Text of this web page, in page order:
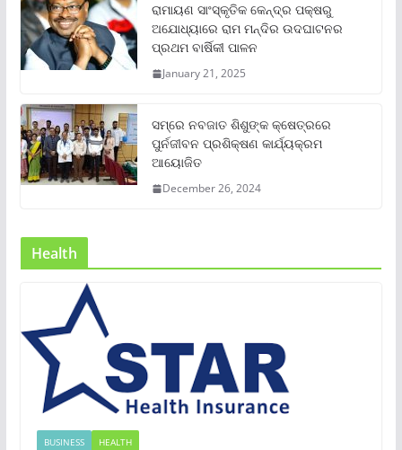
ରାମାୟଣ ସାଂସ୍କୃତିକ କେନ୍ଦ୍ର ପକ୍ଷରୁ
ଅଯୋଧ୍ୟାରେ ରାମ ମନ୍ଦିର ଉଦଘାଟନର
ପ୍ରଥମ ବାର୍ଷିକୀ ପାଳନ
January 21, 2025
ସମ୍‌ରେ ନବଜାତ ଶିଶୁଙ୍କ କ୍ଷେତ୍ରରେ
ପୁର୍ନଜୀବନ ପ୍ରଶିକ୍ଷଣ କାର୍ଯ୍ୟକ୍ରମ
ଆୟୋଜିତ
December 26, 2024
Health
BUSINESS HEALTH